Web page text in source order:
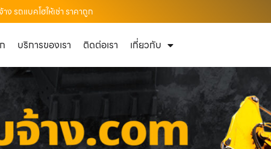
ง รถแบคโฮให้เช่า ราคาถูก
บริการของเรา ติดต่อเรา เกี่ยวกับ